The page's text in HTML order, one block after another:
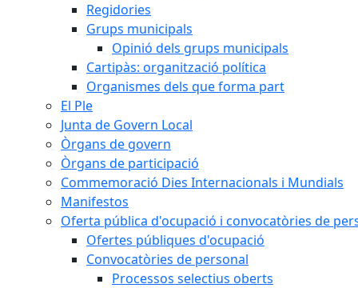
Regidories
Grups municipals
Opinió dels grups municipals
Cartipàs: organització política
Organismes dels que forma part
El Ple
Junta de Govern Local
Òrgans de govern
Òrgans de participació
Commemoració Dies Internacionals i Mundials
Manifestos
Oferta pública d'ocupació i convocatòries de
Ofertes públiques d'ocupació
Convocatòries de personal
Processos selectius oberts